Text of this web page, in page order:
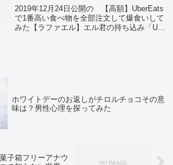
2019年12月24日公開の 【高額】UberEats
で1番高い食べ物を全部注文して爆食いして
みた【ラファエル】エル君の持ち込み「Uber
ホワイトデーのお返しがチロルチョコその意
味は？男性心理を探ってみた
子箱フリーアナウ